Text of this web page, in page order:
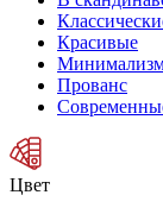
Красивые
Прованс
Цвет